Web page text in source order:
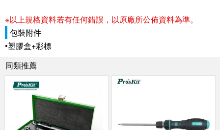
※以上規格資料若有任何錯誤，以原廠所公佈資料為準。
包裝附件
•塑膠盒+彩標
同類推薦